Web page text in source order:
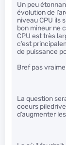
Un peu
évolution de
niveau CPU ils
bon mineur ne
CPU est très
c’est
de puissance
Bref pas
La question
coeurs
d’augmenter